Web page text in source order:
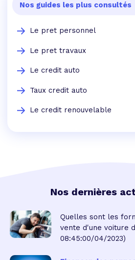
Nos guides les plus consultés
Le pret personnel
Le pret travaux
Le credit auto
Taux credit auto
Le credit renouvelable
Nos dernières
Quelles sont les
vente d'une voiture
08:45:00/04/2023)